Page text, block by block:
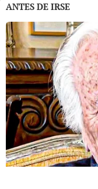
ANTES DE IRSE